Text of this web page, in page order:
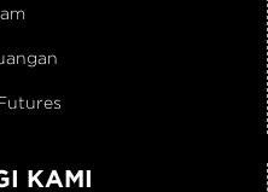
KAMI